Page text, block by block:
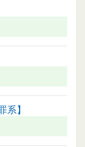
系】